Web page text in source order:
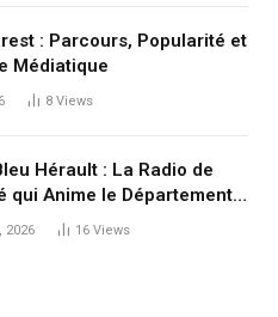
: Parcours, Popularité et
Médiatique
8 Views
Hérault : La Radio de
qui Anime le Département
2026 16 Views